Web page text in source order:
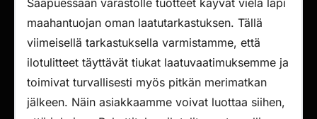
Saapuessaan varastolle tuotteet käyvät vielä läpi
maahantuojan oman laatutarkastuksen. Tällä
viimeisellä tarkastuksella varmistamme, että
ilotulitteet täyttävät tiukat laatuvaatimuksemme ja
toimivat turvallisesti myös pitkän merimatkan
jälkeen. Näin asiakkaamme voivat luottaa siihen,